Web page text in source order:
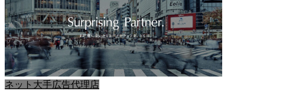
ネット大手広告代理店